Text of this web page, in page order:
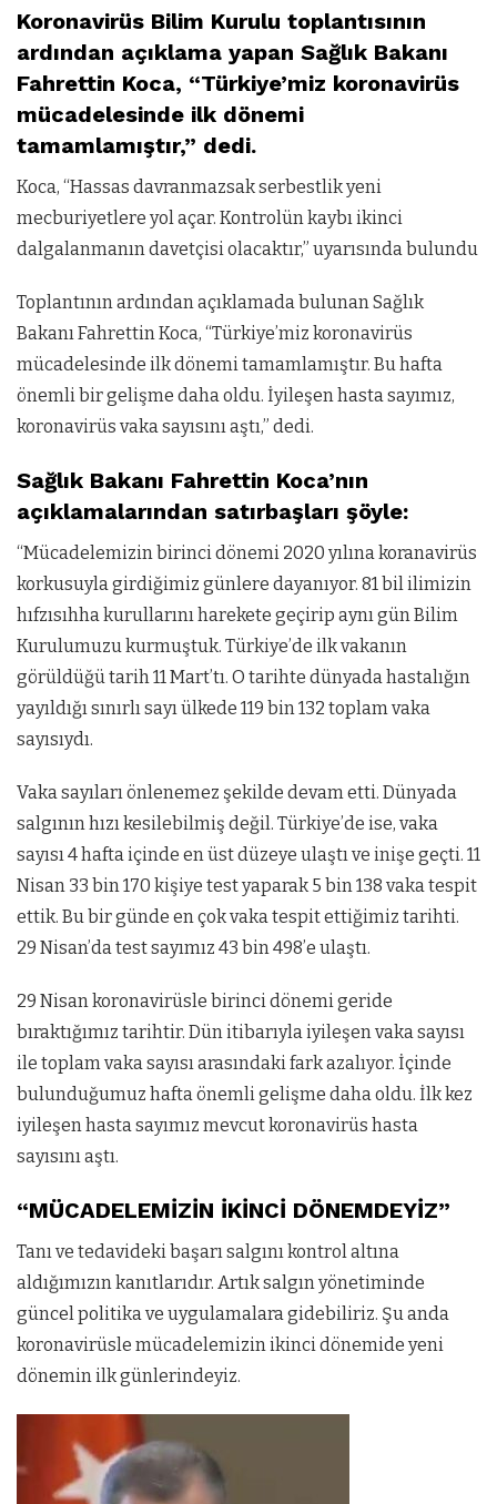
Koronavirüs Bilim Kurulu toplantısının
ardından açıklama yapan Sağlık Bakanı
Fahrettin Koca, “Türkiye’miz koronavirüs
mücadelesinde ilk dönemi
tamamlamıştır,” dedi.
Koca, “Hassas davranmazsak serbestlik yeni
mecburiyetlere yol açar. Kontrolün kaybı ikinci
dalgalanmanın davetçisi olacaktır,” uyarısında bulundu
Toplantının ardından açıklamada bulunan Sağlık
Bakanı Fahrettin Koca, “Türkiye’miz koronavirüs
mücadelesinde ilk dönemi tamamlamıştır. Bu hafta
önemli bir gelişme daha oldu. İyileşen hasta sayımız,
koronavirüs vaka sayısını aştı,” dedi.
Sağlık Bakanı Fahrettin Koca’nın
açıklamalarından satırbaşları şöyle:
“Mücadelemizin birinci dönemi 2020 yılına koranavirüs
korkusuyla girdiğimiz günlere dayanıyor. 81 bil ilimizin
hıfzısıhha kurullarını harekete geçirip aynı gün Bilim
Kurulumuzu kurmuştuk. Türkiye’de ilk vakanın
görüldüğü tarih 11 Mart’tı. O tarihte dünyada hastalığın
yayıldığı sınırlı sayı ülkede 119 bin 132 toplam vaka
sayısıydı.
Vaka sayıları önlenemez şekilde devam etti. Dünyada
salgının hızı kesilebilmiş değil. Türkiye’de ise, vaka
sayısı 4 hafta içinde en üst düzeye ulaştı ve inişe geçti. 11
Nisan 33 bin 170 kişiye test yaparak 5 bin 138 vaka tespit
ettik. Bu bir günde en çok vaka tespit ettiğimiz tarihti.
29 Nisan’da test sayımız 43 bin 498’e ulaştı.
29 Nisan koronavirüsle birinci dönemi geride
bıraktığımız tarihtir. Dün itibarıyla iyileşen vaka sayısı
ile toplam vaka sayısı arasındaki fark azalıyor. İçinde
bulunduğumuz hafta önemli gelişme daha oldu. İlk kez
iyileşen hasta sayımız mevcut koronavirüs hasta
sayısını aştı.
“MÜCADELEMİZİN İKİNCİ DÖNEMDEYİZ”
Tanı ve tedavideki başarı salgını kontrol altına
aldığımızın kanıtlarıdır. Artık salgın yönetiminde
güncel politika ve uygulamalara gidebiliriz. Şu anda
koronavirüsle mücadelemizin ikinci dönemide yeni
dönemin ilk günlerindeyiz.